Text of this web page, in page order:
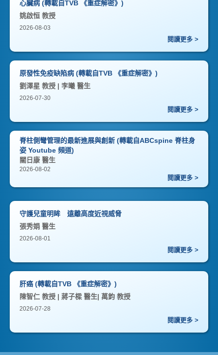
心臟病 (轉載自TVB 《重症解密》)
姚啟恒 教授
2026-08-03
閱讀更多 >
原發性免疫缺陷病 (轉載自TVB 《重症解密》)
劉澤星 教授 | 李曦 醫生
2026-07-30
閱讀更多 >
脊柱側彎管理的最新進展與創新 (轉載自ABCspine 脊柱身
姿 Youtube 頻道)
關日康 醫生
2026-08-02
閱讀更多 >
守護兒童明眸 遠離高度近視威脅
張秀娟 醫生
2026-08-01
閱讀更多 >
肝癌 (轉載自TVB 《重症解密》)
陳智仁 教授 | 蔣子樑 醫生| 萬鈞 教授
2026-07-28
閱讀更多 >